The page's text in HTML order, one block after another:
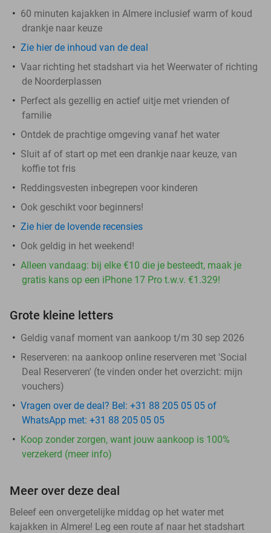
60 minuten kajakken in Almere inclusief warm of koud
drankje naar keuze
Zie hier de inhoud van de deal
Vaar richting het stadshart via het Weerwater of richting
de Noorderplassen
Perfect als gezellig en actief uitje met vrienden of
familie
Ontdek de prachtige omgeving vanaf het water
Sluit af of start op met een drankje naar keuze, van
koffie tot fris
Reddingsvesten inbegrepen voor kinderen
Ook geschikt voor beginners!
Zie hier de lovende recensies
Ook geldig in het weekend!
Alleen vandaag: bij elke €10 die je besteedt, maak je
gratis kans op een iPhone 17 Pro t.w.v. €1.329!
Grote kleine letters
Geldig vanaf moment van aankoop t/m 30 sep 2026
Reserveren: na aankoop online reserveren met 'Social
Deal Reserveren' (te vinden onder het overzicht: mijn
vouchers)
Vragen over de deal? Bel: +31 88 205 05 05 of
WhatsApp met: +31 88 205 05 05
Koop zonder zorgen, want jouw aankoop is 100%
verzekerd (meer info)
Meer over deze deal
Beleef een onvergetelijke middag op het water met
kajakken in Almere! Leg een route af naar het stadshart